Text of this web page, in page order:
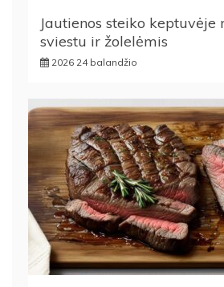
Jautienos steiko keptuvėje
sviestu ir žolelėmis
2026 24 balandžio